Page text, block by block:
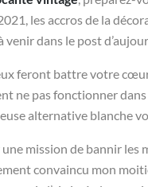
les accros de la
dans le post
feront battre votre
ne pas fonctionner
alternative blanche
mission de bannir
convaincu mon